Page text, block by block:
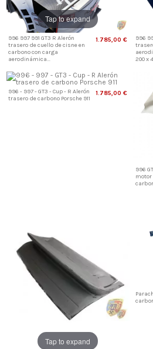
Tap to expand
996 997 991 GT3 R Alerón
trasero de cuello de cisne en
carbono con carga
aerodinámica...
1.785,00 €
996
200 x
996 - 997 - GT3 - Cup - R Alerón
trasero de carbono Porsche 911
1.785,00 €
996
motor
Tap to expand